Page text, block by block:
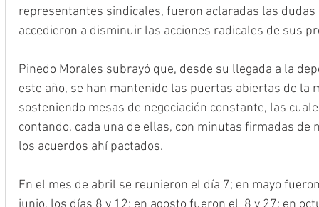
representantes sindicales, fueron aclaradas las
accedieron a disminuir las acciones radicales de sus
Pinedo Morales subrayó que, desde su llegada a la
este año, se han mantenido las puertas abiertas de la
sosteniendo mesas de negociación constante, las
contando, cada una de ellas, con minutas firmadas
los acuerdos ahí pactados.
En el mes de abril se reunieron el día 7; en mayo